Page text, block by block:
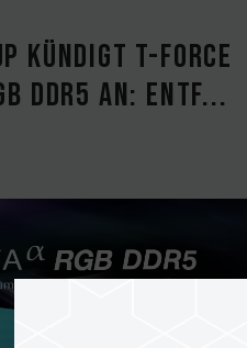
kündigt T-FORCE
DDR5 an: Entf...